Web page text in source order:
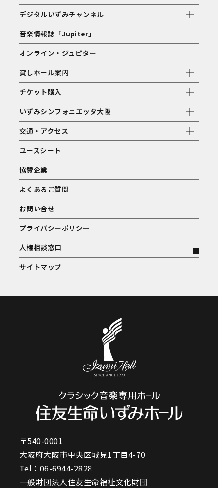
デジタルいずみチャンネル
音楽情報誌「Jupiter」
オンライン・ジュピター
貸しホール案内
チケット購入
いずみシンフォニエッタ大阪
交通・アクセス
ユースシート
協賛企業
よくあるご質問
お問い合せ
プライバシーポリシー
人権相談窓口
サイトマップ
〒540-0001
大阪府大阪市中央区城見1丁目4-70
Tel： 06-6944-2828
一般財団法人住友生命福祉文化財団